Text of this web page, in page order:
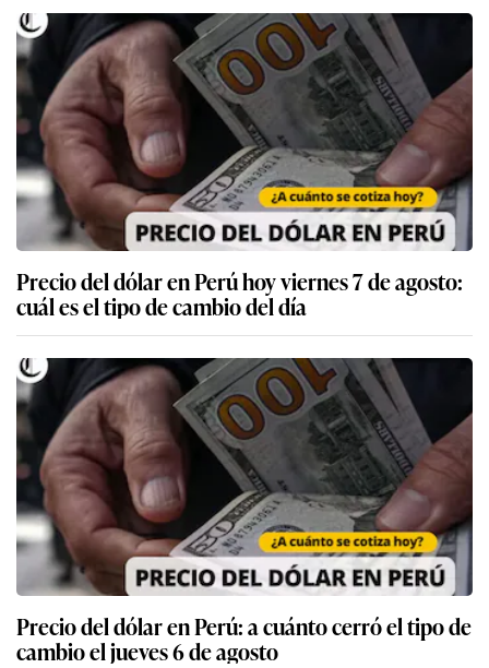
Precio del dólar en Perú hoy viernes 7 de agosto:
cuál es el tipo de cambio del día
Precio del dólar en Perú: a cuánto cerró el tipo de
cambio el jueves 6 de agosto